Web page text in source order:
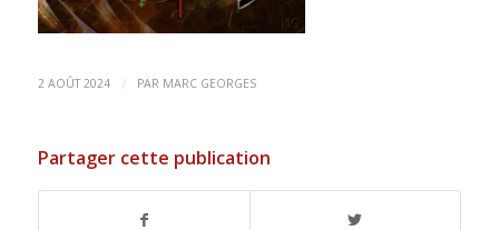
2 AOÛT 2024 / PAR MARC GEORGES
Partager cette publication